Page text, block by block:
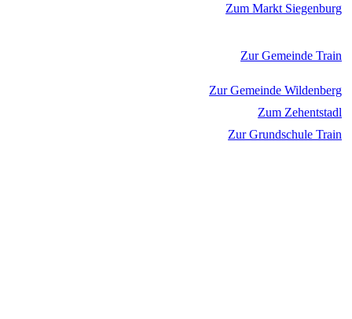
Zum Markt Siegenburg
Zur Gemeinde Train
Zur Gemeinde Wildenberg
Zum Zehentstadl
Zur Grundschule Train